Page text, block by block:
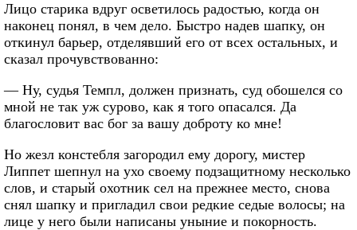
Лицо старика вдруг осветилось радостью, когда он
наконец понял, в чем дело. Быстро надев шапку, он
откинул барьер, отделявший его от всех остальных, и
сказал прочувствованно:
— Ну, судья Темпл, должен признать, суд обошелся со
мной не так уж сурово, как я того опасался. Да
благословит вас бог за вашу доброту ко мне!
Но жезл констебля загородил ему дорогу, мистер
Липпет шепнул на ухо своему подзащитному несколько
слов, и старый охотник сел на прежнее место, снова
снял шапку и пригладил свои редкие седые волосы; на
лице у него были написаны уныние и покорность.